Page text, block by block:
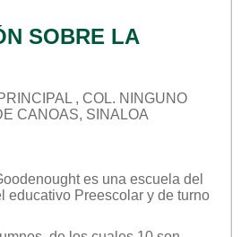
SOBRE LA
, COL. NINGUNO
CANOAS, SINALOA
es una escuela del
educativo Preescolar y de turno